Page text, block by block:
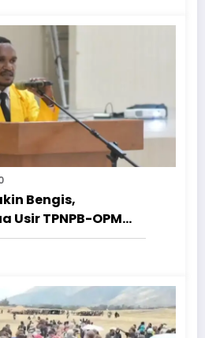
Bengis,
Usir TPNPB-OPM
Sipil